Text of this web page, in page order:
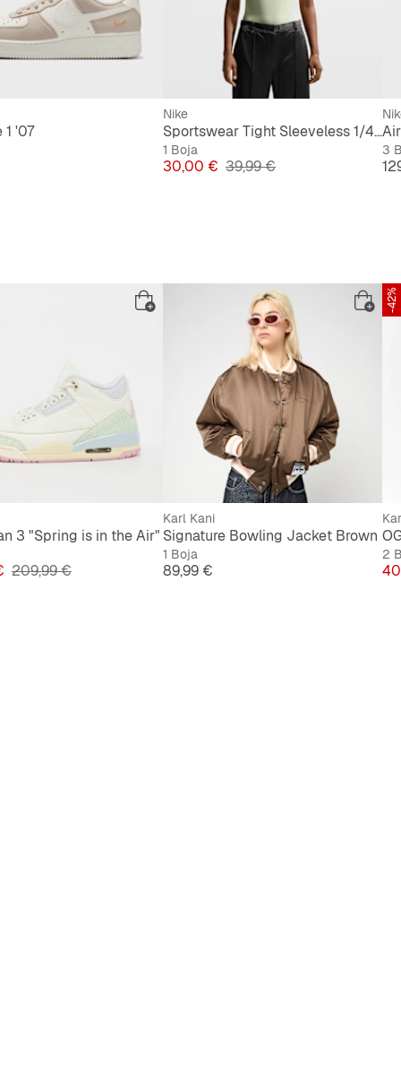
1 '07
Nike
Sportswear Tight Sleeveless 1/4-Zip Top
1 Boja
Cijena
30,00 € Originalna cijena
39,99 €
3
3 "Spring is in the Air"
Originalna cijena
209,99 €
Karl Kani
Signature Bowling Jacket Brown
1 Boja
Cijena
89,99 €
-42%
2